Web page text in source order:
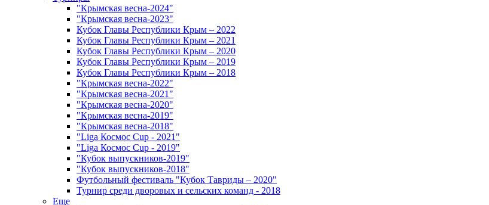
"Крымская весна-2024"
"Крымская весна-2023"
Кубок Главы Республики Крым – 2022
Кубок Главы Республики Крым – 2021
Кубок Главы Республики Крым – 2020
Кубок Главы Республики Крым – 2019
Кубок Главы Республики Крым – 2018
"Крымская весна-2022"
"Крымская весна-2021"
"Крымская весна-2020"
"Крымская весна-2019"
"Крымская весна-2018"
"Liga Космос Cup - 2021"
"Liga Космос Cup - 2019"
"Кубок выпускников-2019"
"Кубок выпускников-2018"
Футбольный фестиваль "Кубок Тавриды – 2020"
Турнир среди дворовых и сельских команд - 2018
Еще